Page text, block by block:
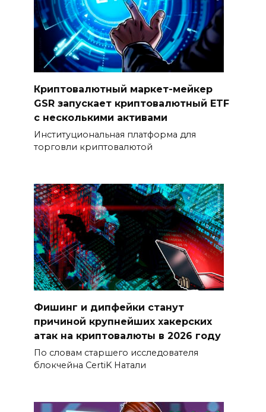
Криптовалютный маркет-мейкер
GSR запускает криптовалютный ETF
с несколькими активами
Институциональная платформа для
торговли криптовалютой
Фишинг и дипфейки станут
причиной крупнейших хакерских
атак на криптовалюты в 2026 году
По словам старшего исследователя
блокчейна CertiK Натали